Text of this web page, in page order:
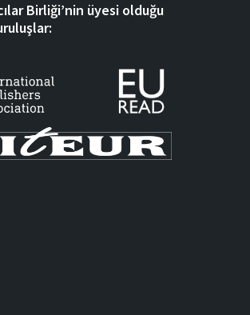
Birliği’nin üyesi olduğu